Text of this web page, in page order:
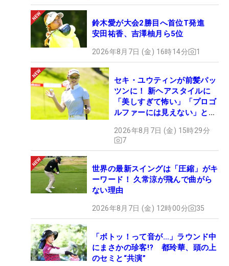
鈴木愛が大会2勝目へ首位T発進
安田祐香、吉澤柚月ら5位
2026年8月7日 (金) 16時14分 1
セキ・ユウティンが前髪パッ
ツンに！ 新ヘアスタイルに
「美しすぎて怖い」「プロゴ
ルファーには見えない」とコ
2026年8月7日 (金) 15時29分
7
世界の最新スイングは「圧縮」がキ
ーワード！ 久常涼が飛んで曲がら
ない理由
2026年8月7日 (金) 12時00分 35
「ボトッ！って音が…」ラウンド中
にまさかの珍客!? 都玲華、頭の上
のセミと“共演”